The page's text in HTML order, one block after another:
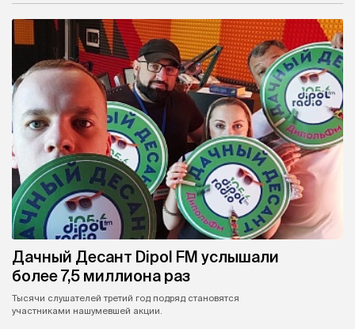
Дачный Десант Dipol FM услышали
более 7,5 миллиона раз
Тысячи слушателей третий год подряд становятся
участниками нашумевшей акции.